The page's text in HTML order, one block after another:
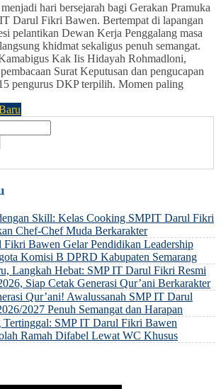
hari bersejarah bagi Gerakan Pramuka
Darul Fikri Bawen. Bertempat di lapangan
pelantikan Dewan Kerja Penggalang masa
khidmat sekaligus penuh semangat.
Kak Iis Hidayah Rohmadloni,
Surat Keputusan dan pengucapan
pengurus DKP terpilih. Momen paling
Skill: Kelas Cooking SMPIT Darul Fikri
Chef-Chef Muda Berkarakter
Bawen Gelar Pendidikan Leadership
Komisi B DPRD Kabupaten Semarang
Langkah Hebat: SMP IT Darul Fikri Resmi
Siap Cetak Generasi Qur’ani Berkarakter
Qur’ani! Awalussanah SMP IT Darul
2027 Penuh Semangat dan Harapan
Tertinggal: SMP IT Darul Fikri Bawen
Ramah Difabel Lewat WC Khusus